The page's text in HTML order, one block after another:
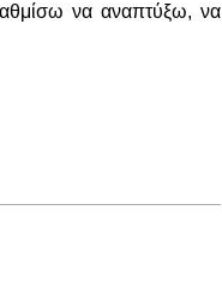
να αναπτύξω, να